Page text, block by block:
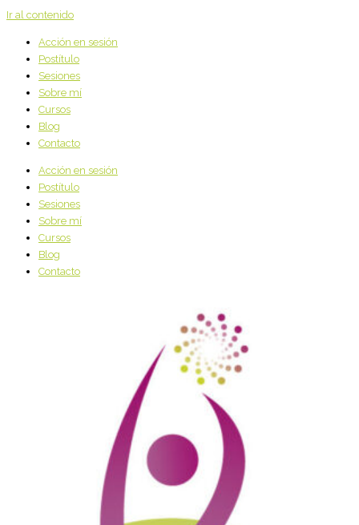
Ir al contenido
Acción en sesión
Postítulo
Sesiones
Sobre mí
Cursos
Blog
Contacto
Acción en sesión
Postítulo
Sesiones
Sobre mí
Cursos
Blog
Contacto